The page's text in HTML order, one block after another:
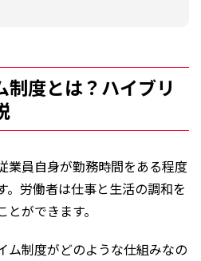
制度とは？ハイブリ
業員自身が勤務時間をある程度
。労働者は仕事と⽣活の調和を
ができます。
ム制度がどのような仕組みなの